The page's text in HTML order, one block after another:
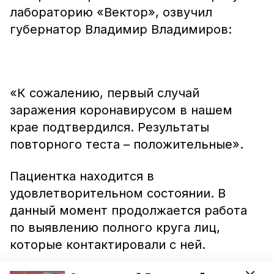
лабораторию «Вектор», озвучил
губернатор Владимир Владимиров:
«К сожалению, первый случай
заражения коронавирусом в нашем
крае подтвердился. Результаты
повторного теста – положительные».
Пациентка находится в
удовлетворительном состоянии. В
данный момент продолжается работа
по выявлению полного круга лиц,
которые контактировали с ней.